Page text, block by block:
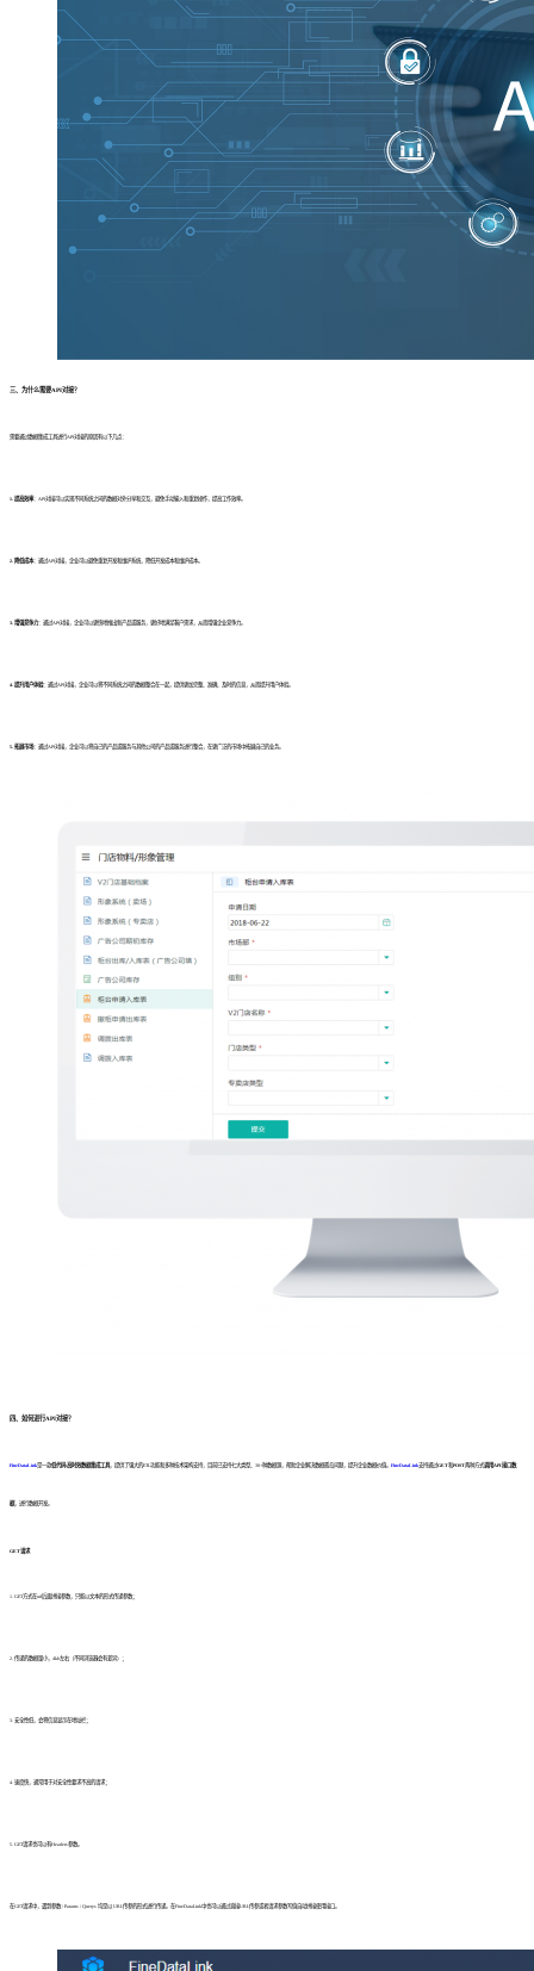
三、为什么需要API对接？
需要通过数据集成工具进行API对接的原因有以下几点：
1. 提高效率 ：API对接可以实现不同系统之间的数据对外分享和交互，避免手动输入和重复操作，提高工作效率。
2. 降低成本：通过API对接，企业可以避免重复开发和维护系统，降低开发成本和维护成本。
3. 增强竞争力：通过API对接，企业可以更快地推出新产品或服务，更好地满足客户需求，从而增强企业竞争力。
4. 提升用户体验：通过API对接，企业可以将不同系统之间的数据整合在一起，提供更加完整、准确、及时的信息，从而提升用户体验。
5. 拓展市场：通过API对接，企业可以将自己的产品或服务与其他公司的产品或服务进行整合，在更广泛的市场中拓展自己的业务。
四、如何进行API对接？
FineDataLink 是一款低代码/高时效数据集成工具 ，提供了强大的ETL功能和多种技术架构支持，目前已支持七大类型、30+种数据源，帮助企业解决数据孤岛问题，提升企业数据价值。 FineDataLink支持通过GET 和 POST两种方式调用API接口数
据，进行数据开发。
GET请求
1. GET方式在url后面拼接参数，只能以文本的形式传递参数；
2. 传递的数据量小，4kb左右（不同浏览器会有差异）；
3. 安全性低，会将信息显示在地址栏；
4. 速度快，通常用于对安全性要求不高的请求；
5. GET请求也可以有Headers参数。
在GET请求中，遇到参数 / Params / Querys 均是以 URL传参的形式进行传递。在FineDataLink中也可以通过直接URL传参或者请求参数写值自动拼接使用接口。